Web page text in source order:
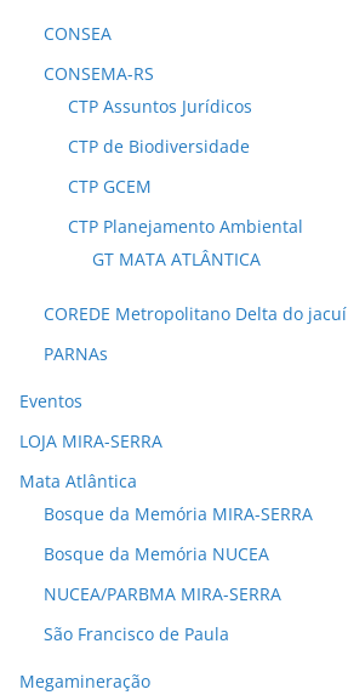
CONSEA
CONSEMA-RS
CTP Assuntos Jurídicos
CTP de Biodiversidade
CTP GCEM
CTP Planejamento Ambiental
GT MATA ATLÂNTICA
COREDE Metropolitano Delta do jacuí
PARNAs
Eventos
LOJA MIRA-SERRA
Mata Atlântica
Bosque da Memória MIRA-SERRA
Bosque da Memória NUCEA
NUCEA/PARBMA MIRA-SERRA
São Francisco de Paula
Megamineração